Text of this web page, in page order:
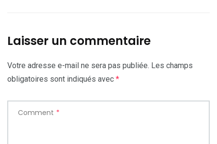
Laisser un commentaire
Votre adresse e-mail ne sera pas publiée. Les champs
obligatoires sont indiqués avec *
Comment *